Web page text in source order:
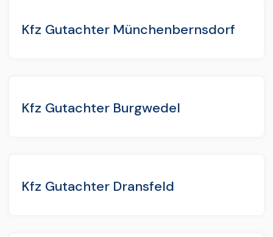
Kfz Gutachter Münchenbernsdorf
Kfz Gutachter Burgwedel
Kfz Gutachter Dransfeld